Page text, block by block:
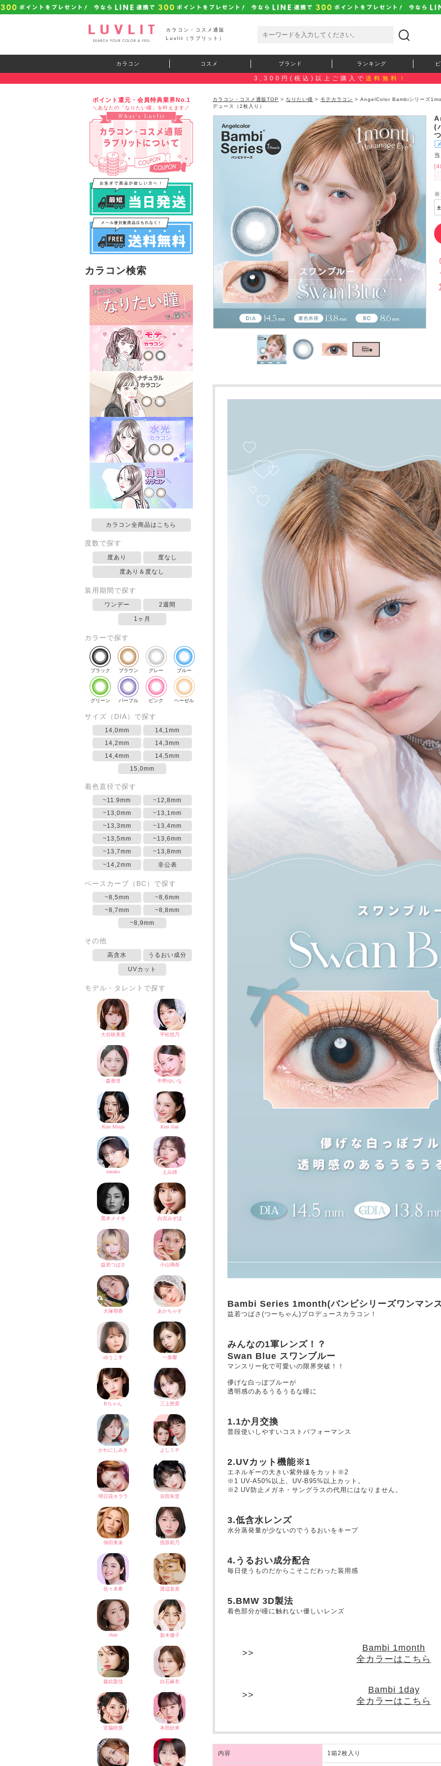
カラコン・コスメ通販
Luvlit（ラブリット）
カラコン コスメ ブランド ランキング
3,300円(税込)以上ご購入で 送料無料！
ポイント還元・会員特典業界No.1
＼あなたの「なりたい瞳」を叶えます／
カラコン検索
カラコン全商品はこちら
度数で探す
度あり 度なし
度あり＆度なし
装用期間で探す
ワンデー 2週間
1ヶ月
カラーで探す
ブラック ブラウン グレー ブルー
グリーン パープル ピンク ヘーゼル
サイズ（DIA）で探す
14,0mm
14,1mm
14,2mm
14,3mm
14,4mm
14,5mm
15,0mm
着色直径で探す
~11.9mm
~12,8mm
~13,0mm
~13,1mm
~13,3mm
~13,4mm
~13,5mm
~13,6mm
~13,7mm
~13,8mm
~14,2mm
非公表
ベースカーブ（BC）で探す
~8,5mm
~8,6mm
~8,7mm
~8,8mm
~8,9mm
その他
高含水 うるおい成分
UVカット
モデル・タレントで探す
カラコン・コスメ通販TOP > なりたい瞳 > モテカラコン > AngelColor Bambiシリーズ
デュース（2枚入り）
(
Bambi Series 1month(バンビシリーズワンマン
益若つばさ(つーちゃん)プロデュースカラコン！
みんなの1軍レンズ！？
Swan Blue スワンブルー
マンスリー化で可愛いの限界突破！！
儚げな白っぽブルーが
透明感のあるうるうるな瞳に
1.1か月交換
普段使いしやすいコストパフォーマンス
2.UVカット機能※1
エネルギーの大きい紫外線をカット※2
※1 UV-A50%以上、UV-B95%以上カット。
※2 UV防止メガネ・サングラスの代用にはなりません。
3.低含水レンズ
水分蒸発量が少ないのでうるおいをキープ
4.うるおい成分配合
毎日使うものだからこそこだわった装用感
5.BMW 3D製法
着色部分が瞳に触れない優しいレンズ
Bambi 1month
全カラーはこちら
Bambi 1day
全カラーはこちら
内容 1箱2枚入り